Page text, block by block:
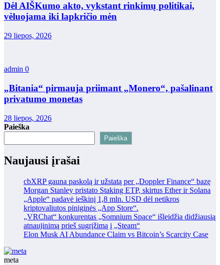
Dėl AIŠKumo akto, vykstant rinkimų politikai,
vėluojama iki lapkričio mėn
29 liepos, 2026
admin 0
„Bitania“ pirmauja priimant „Monero“, pašalinant
privatumo monetas
28 liepos, 2026
Paieška
Paieška
Naujausi įrašai
cbXRP gauna paskolą ir užstatą per „Doppler Finance“ bazę
Morgan Stanley pristato Staking ETP, skirtus Ether ir Solana
„Apple“ padavė ieškinį 1,8 mln. USD dėl netikros
kriptovaliutos piniginės „App Store“.
„VRChat“ konkurentas „Somnium Space“ išleidžia didžiausią
atnaujinimą prieš sugrįžimą į „Steam“
Elon Musk AI Abundance Claim vs Bitcoin’s Scarcity Case
meta